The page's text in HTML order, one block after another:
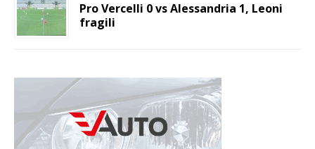
Pro Vercelli 0 vs Alessandria 1, Leoni
fragili